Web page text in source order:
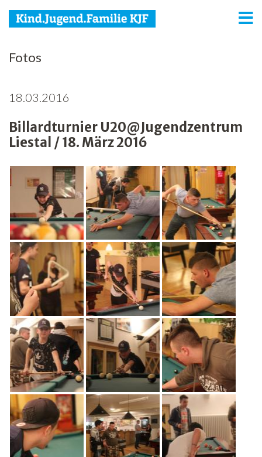
KJF
Jugend
Familie
Agenda
Netzwerk
Spenden
Jobs
Freiwilligenarbeit
News
Newsletter
Fotos
18.03.2016
Billardturnier U20@Jugendzentrum
Liestal / 18. März 2016